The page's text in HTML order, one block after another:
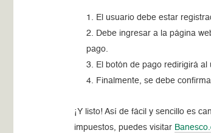
El usuario debe estar
Debe ingresar a la página
pago.
El botón de pago redirigirá al
Finalmente, se debe
¡Y listo! Así de fácil y sencillo es
impuestos, puedes visitar